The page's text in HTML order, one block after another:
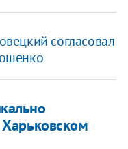
согласовал